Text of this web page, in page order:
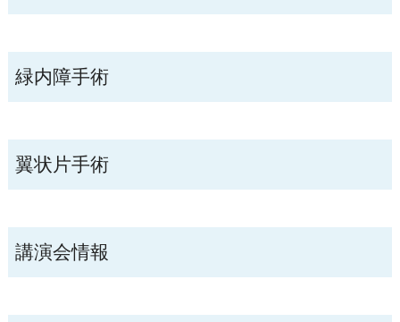
緑内障手術
翼状片手術
講演会情報